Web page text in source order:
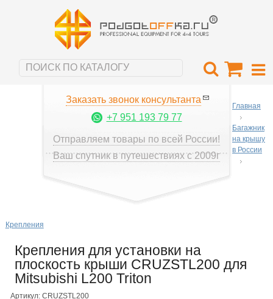
Заказать звонок консультанта
+7 951 193 79 77
Отправляем товары по всей России!
Ваш спутник в путешествиях с 2009г
Главная
Багажник
на крышу
в России
Крепления
Крепления для установки на
плоскость крыши CRUZSTL200 для
Mitsubishi L200 Triton
Артикул: CRUZSTL200